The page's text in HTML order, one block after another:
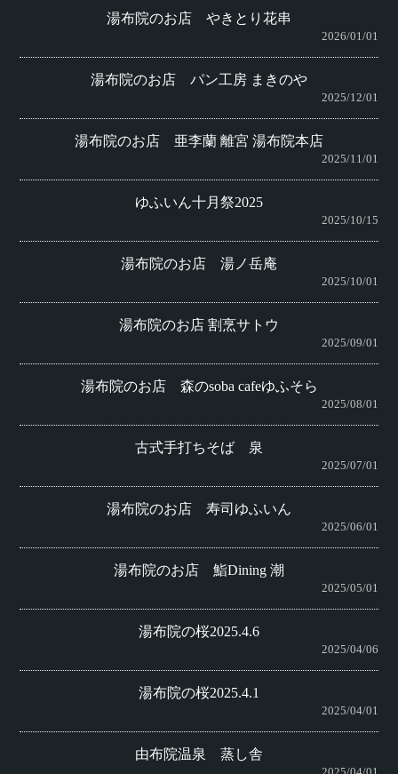
湯布院のお店 やきとり花串
2026/01/01
湯布院のお店 パン工房 まきのや
2025/12/01
湯布院のお店 亜李蘭 離宮 湯布院本店
2025/11/01
ゆふいん十月祭2025
2025/10/15
湯布院のお店 湯ノ岳庵
2025/10/01
湯布院のお店 割烹サトウ
2025/09/01
湯布院のお店 森のsoba cafeゆふそら
2025/08/01
古式手打ちそば 泉
2025/07/01
湯布院のお店 寿司ゆふいん
2025/06/01
湯布院のお店 鮨Dining 潮
2025/05/01
湯布院の桜2025.4.6
2025/04/06
湯布院の桜2025.4.1
2025/04/01
由布院温泉 蒸し舎